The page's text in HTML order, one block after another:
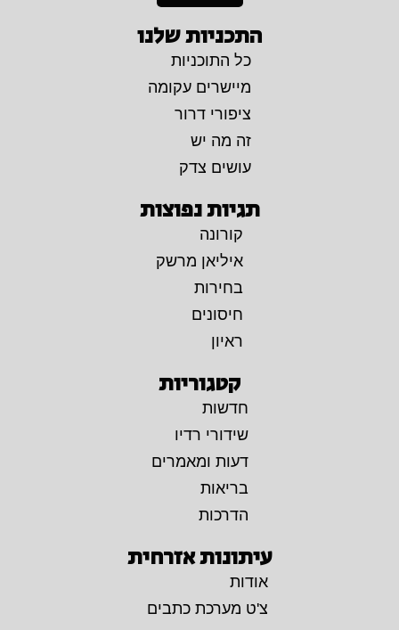
התכניות שלנו
כל התוכניות
מיישרים עקומה
ציפורי דרור
זה מה יש
עושים צדק
תגיות נפוצות
קורונה
איליאן מרשק
בחירות
חיסונים
ראיון
קטגוריות
חדשות
שידורי רדיו
דעות ומאמרים
בריאות
הדרכות
עיתונות אזרחית
אודות
צ'ט מערכת כתבים